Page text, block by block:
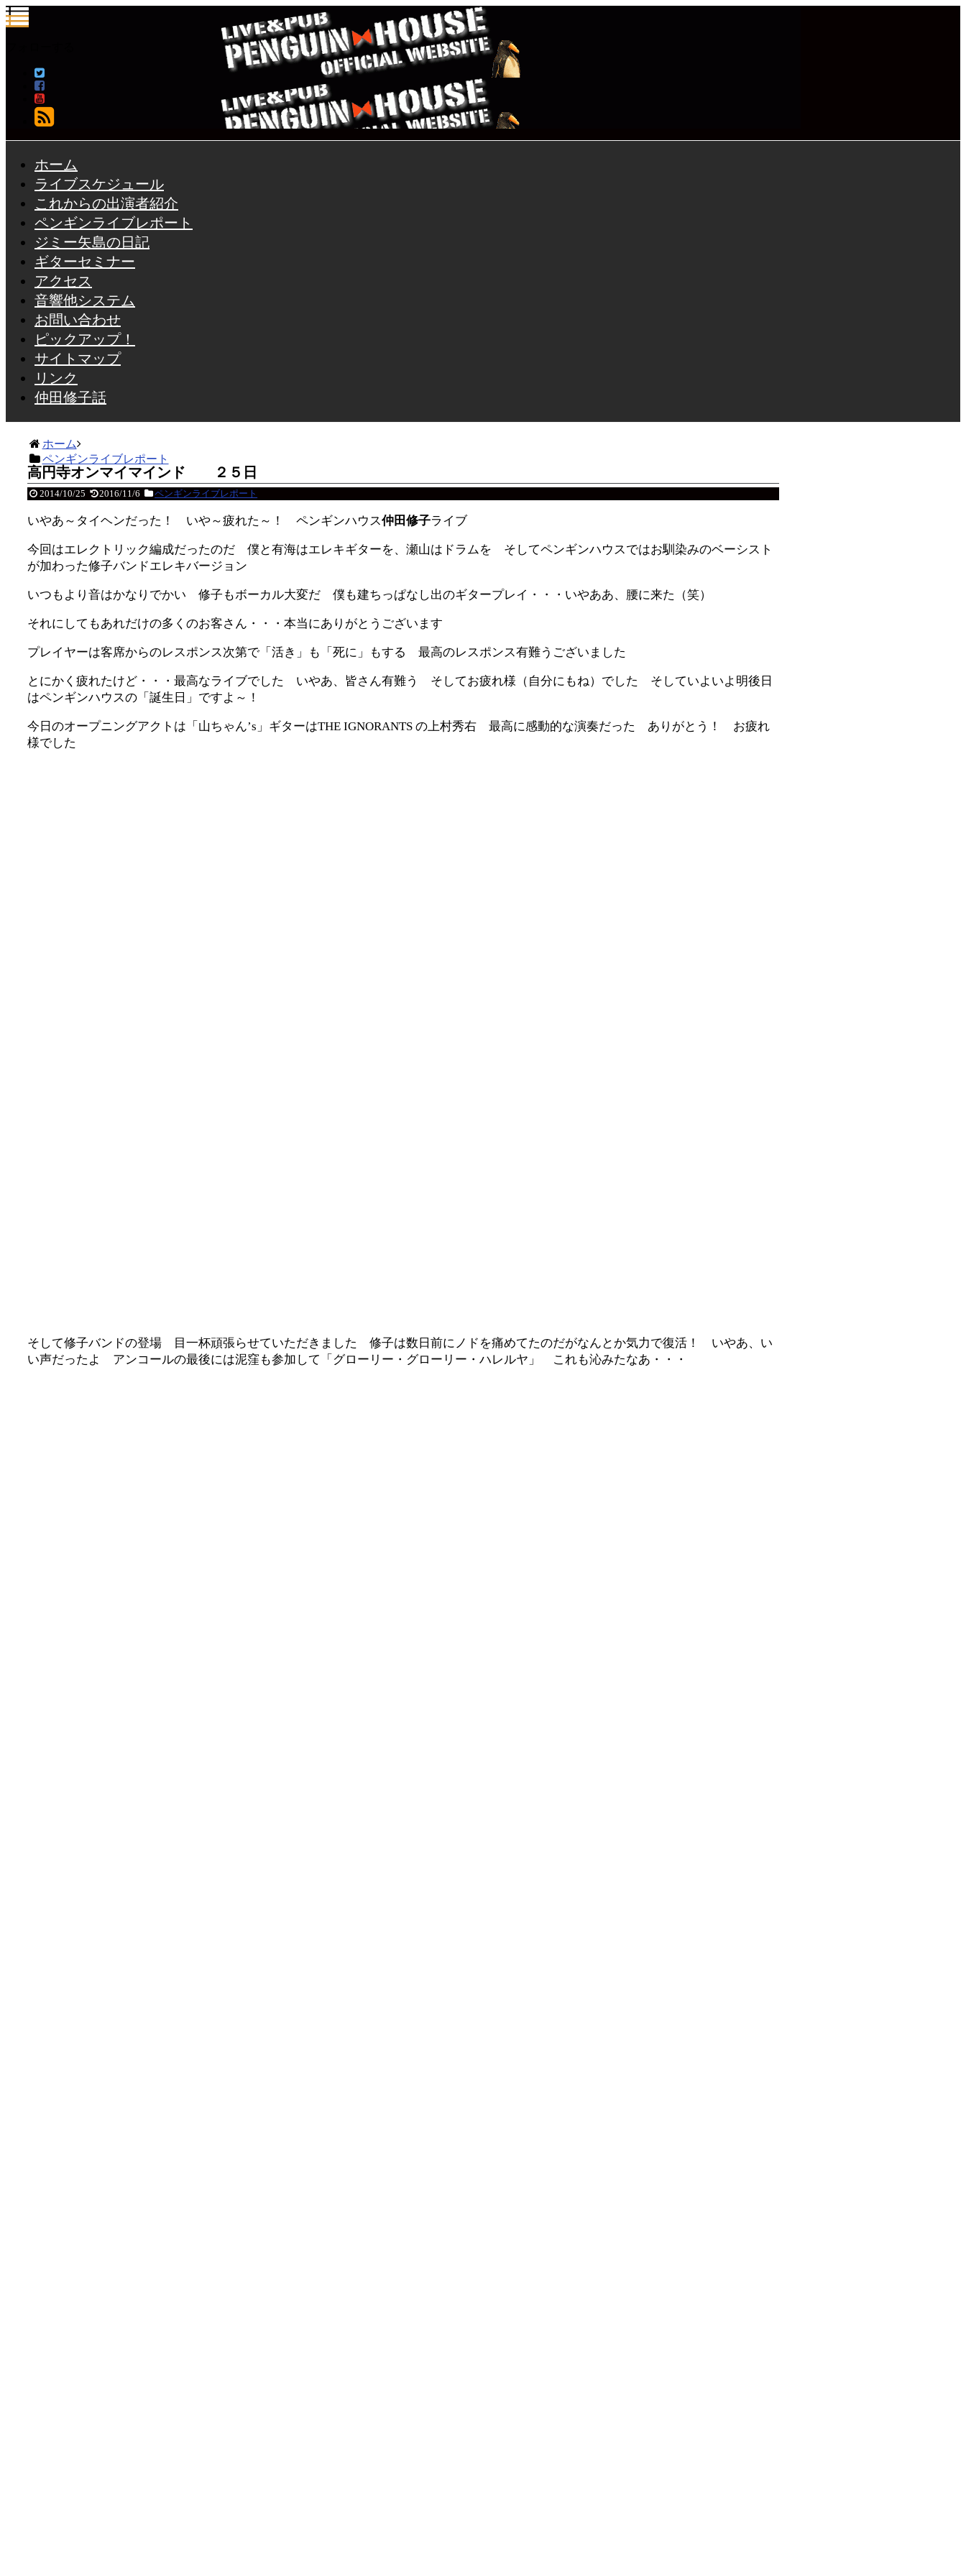
ホーム
ライブスケジュール
これからの出演者紹介
ペンギンライブレポート
ジミー矢島の日記
ギターセミナー
アクセス
音響他システム
お問い合わせ
ピックアップ！
サイトマップ
リンク
仲田修子話
ホーム
ペンギンライブレポート
高円寺オンマイマインド ２５日
2014/10/25 2016/11/6 ペンギンライブレポート
いやあ～タイヘンだった！ いや～疲れた～！ ペンギンハウス仲田修子ライブ
今回はエレクトリック編成だったのだ 僕と有海はエレキギターを、瀬山はドラムを そしてペンギンハウスではお馴染みのベーシスト
が加わった修子バンドエレキバージョン
いつもより音はかなりでかい 修子もボーカル大変だ 僕も建ちっぱなし出のギタープレイ・・・いやああ、腰に来た（笑）
それにしてもあれだけの多くのお客さん・・・本当にありがとうございます
プレイヤーは客席からのレスポンス次第で「活き」も「死に」もする 最高のレスポンス有難うございました
とにかく疲れたけど・・・最高なライブでした いやあ、皆さん有難う そしてお疲れ様（自分にもね）でした そしていよいよ明後日
はペンギンハウスの「誕生日」ですよ～！
今日のオープニングアクトは「山ちゃん’s」ギターはTHE IGNORANTS の上村秀右 最高に感動的な演奏だった ありがとう！ お疲れ
様でした
そして修子バンドの登場 目一杯頑張らせていただきました 修子は数日前にノドを痛めてたのだがなんとか気力で復活！ いやあ、い
い声だったよ アンコールの最後には泥窪も参加して「グローリー・グローリー・ハレルヤ」 これも沁みたなあ・・・